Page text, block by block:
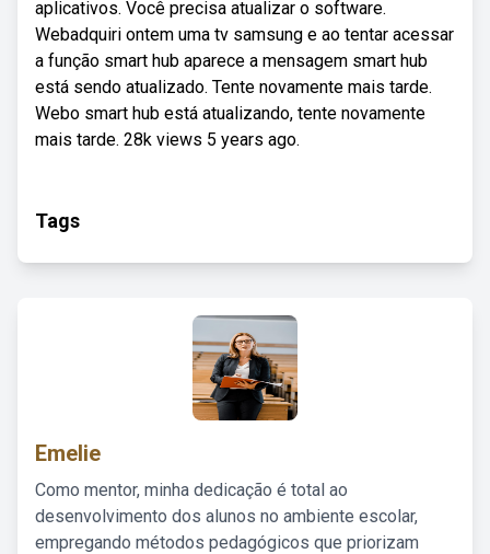
aplicativos. Você precisa atualizar o software.
Webadquiri ontem uma tv samsung e ao tentar acessar
a função smart hub aparece a mensagem smart hub
está sendo atualizado. Tente novamente mais tarde.
Webo smart hub está atualizando, tente novamente
mais tarde. 28k views 5 years ago.
Tags
Emelie
Como mentor, minha dedicação é total ao
desenvolvimento dos alunos no ambiente escolar,
empregando métodos pedagógicos que priorizam